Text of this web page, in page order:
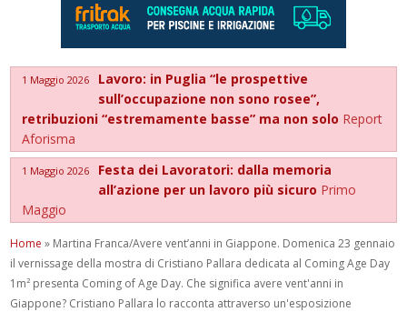
1 Maggio 2026
Lavoro: in Puglia “le prospettive
sull’occupazione non sono rosee”,
retribuzioni “estremamente basse” ma non solo Report
Aforisma
1 Maggio 2026
Festa dei Lavoratori: dalla memoria
all’azione per un lavoro più sicuro Primo
Maggio
Home » Martina Franca/Avere vent’anni in Giappone. Domenica 23 gennaio
il vernissage della mostra di Cristiano Pallara dedicata al Coming Age Day
1m² presenta Coming of Age Day. Che significa avere vent'anni in
Giappone? Cristiano Pallara lo racconta attraverso un'esposizione